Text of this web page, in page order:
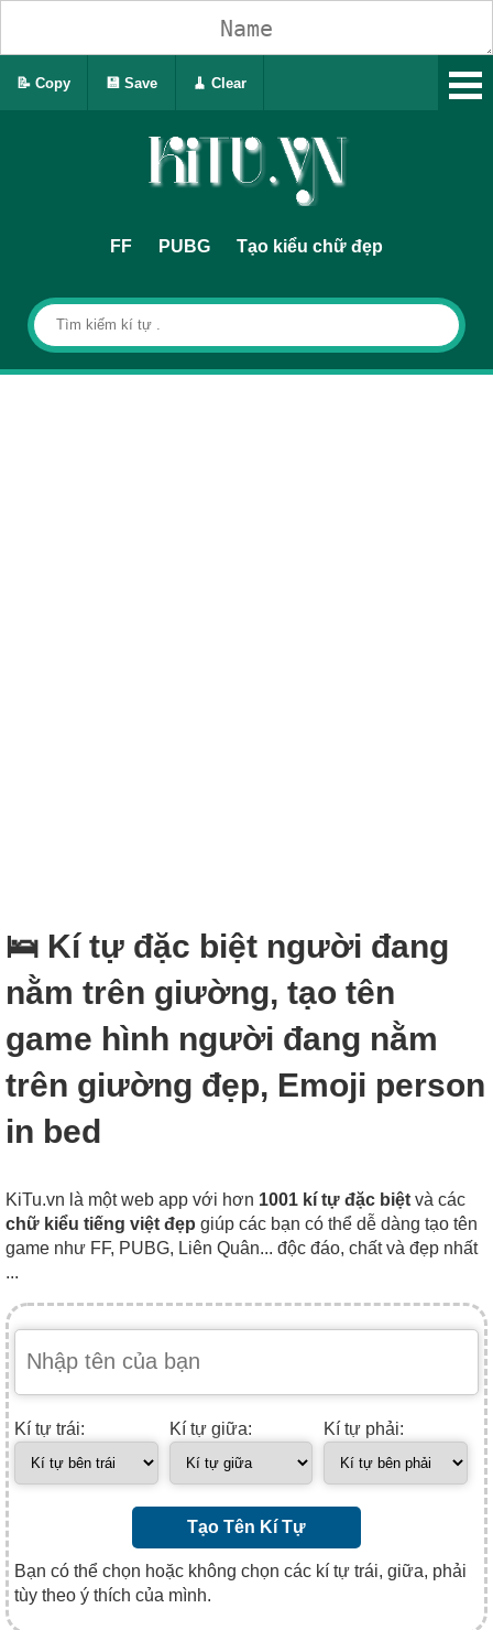
FF PUBG Tạo kiểu chữ đẹp
🛌 Kí tự đặc biệt người đang
nằm trên giường, tạo tên
game hình người đang nằm
trên giường đẹp, Emoji person
in bed
KiTu.vn là một web app với hơn 1001 kí tự đặc biệt và các
chữ kiểu tiếng việt đẹp giúp các bạn có thể dễ dàng tạo tên
game như FF, PUBG, Liên Quân... độc đáo, chất và đẹp nhất
...
Kí tự trái: Kí tự giữa: Kí tự phải:
Tạo Tên Kí Tự
Bạn có thể chọn hoặc không chọn các kí tự trái, giữa, phải
tùy theo ý thích của mình.
📝 Copy 💾 Save 🧹 Clear